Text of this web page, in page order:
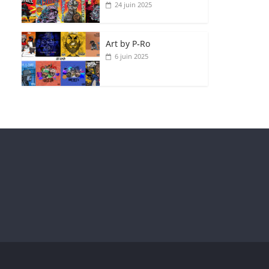
24 juin 2025
Art by P‑Ro
6 juin 2025